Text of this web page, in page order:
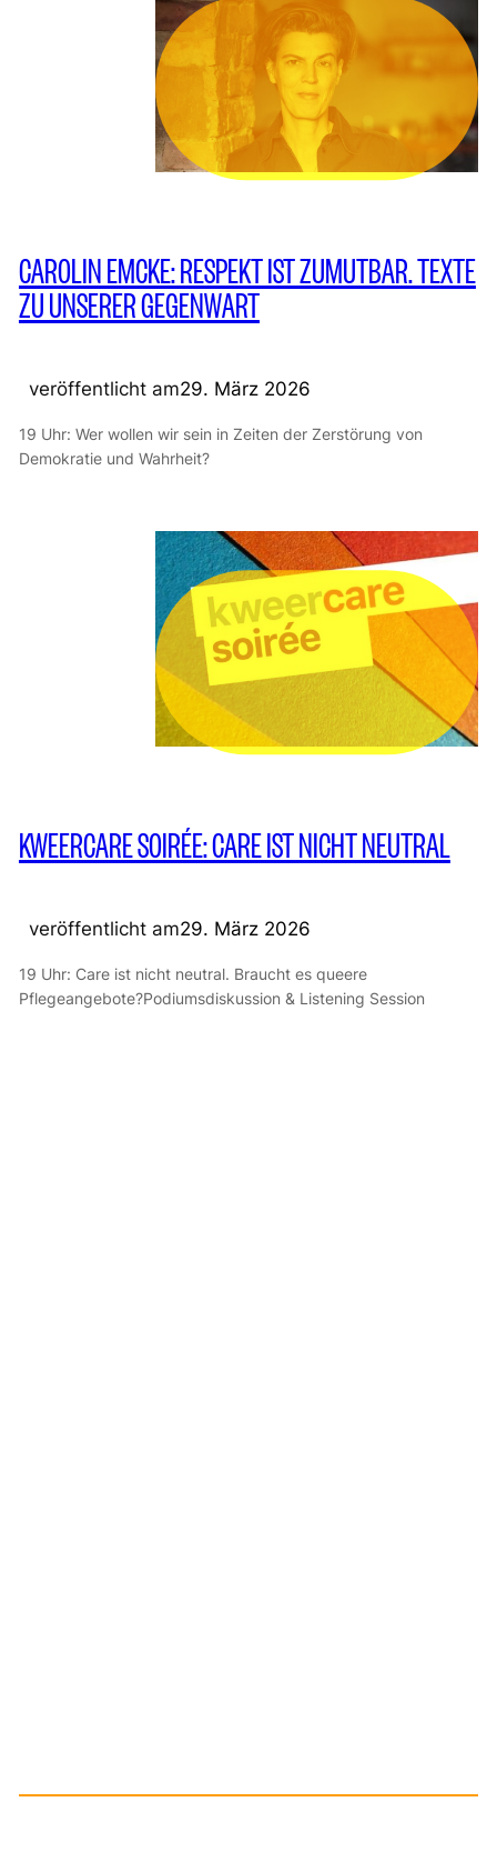
CAROLIN EMCKE: RESPEKT IST ZUMUTBAR. TEXTE
ZU UNSERER GEGENWART
veröffentlicht am29. März 2026
19 Uhr: Wer wollen wir sein in Zeiten der Zerstörung von
Demokratie und Wahrheit?
KWEERCARE SOIRÉE: CARE IST NICHT NEUTRAL
veröffentlicht am29. März 2026
19 Uhr: Care ist nicht neutral. Braucht es queere
Pflegeangebote?Podiumsdiskussion & Listening Session